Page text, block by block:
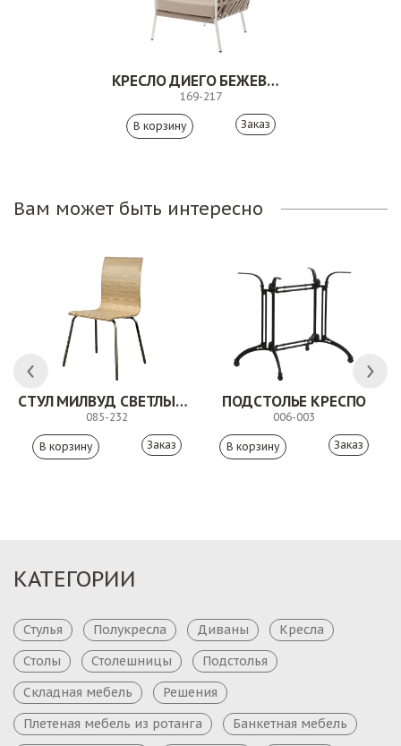
КРЕСЛО ДИЕГО БЕЖЕВЫЙ/БЕЛЫЙ
169-217
Заказ
Вам может быть интересно
СТУЛ МИЛВУД СВЕТЛЫЙ ШЕЛК
085-232
Заказ
ПОДСТОЛЬЕ КРЕСПО
006-003
Заказ
КАТЕГОРИИ
Стулья Полукресла Диваны
Кресла
Столы
Столешницы
Подстолья
Складная мебель
Решения
Плетеная мебель из ротанга
Банкетная мебель